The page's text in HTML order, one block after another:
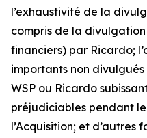
l’exhaustivité de la
compris de la
financiers) par Ricardo;
importants non divulgués
WSP ou Ricardo
préjudiciables pendant
l’Acquisition; et d’autres